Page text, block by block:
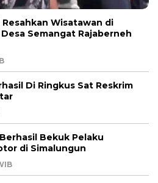
Wisatawan di
Semangat Rajaberneh
Di Ringkus Sat Reskrim
Bekuk Pelaku
di Simalungun